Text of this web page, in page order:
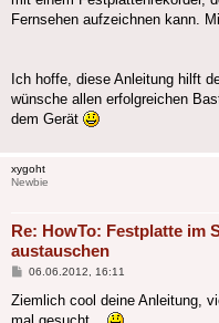
Fernsehen aufzeichnen kann.
Ich hoffe, diese Anleitung hilft
wünsche allen erfolgreichen
dem Gerät
xygoht
Newbie
Re: HowTo: Festplatte im
austauschen
Beitrag
06.06.2012, 16:11
Ziemlich cool deine Anleitung,